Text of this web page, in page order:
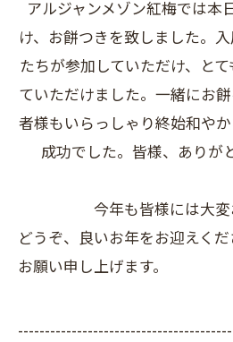
アルジャンメゾン紅梅では本
け、お餅つきを致しました。
たちが参加していただけ、と
ていただけました。一緒にお
者様もいらっしゃり終始和や
成功でした。皆様、ありが
今年も皆様には大変お
どうぞ、良いお年をお迎えく
お願い申し上げます。